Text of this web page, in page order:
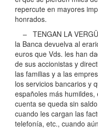
repercute en mayores
honrados.
– TENGAN LA
la Banca devuelva al
euros que Vds. les han
de sus accionistas y
las familias y a las
los servicios bancarios y
españoles más
cuenta se queda sin
cuando les cargan las
telefonía, etc., cuando